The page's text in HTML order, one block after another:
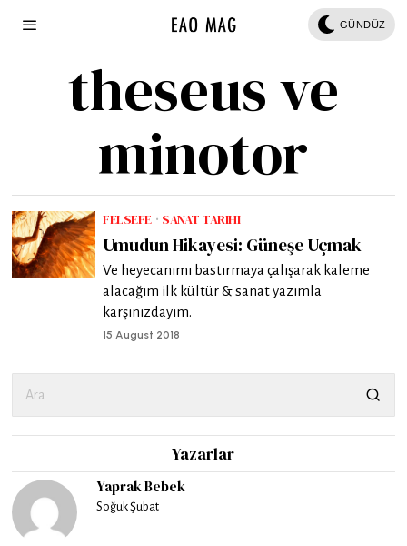
GÜNDÜZ
theseus ve
minotor
FELSEFE · SANAT TARIHI
Umudun Hikayesi: Güneşe Uçmak
Ve heyecanımı bastırmaya çalışarak kaleme
alacağım ilk kültür & sanat yazımla
karşınızdayım.
15 August 2018
Yazarlar
Yaprak Bebek
Soğuk Şubat